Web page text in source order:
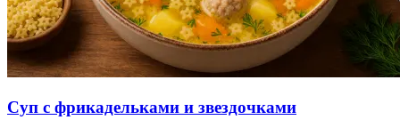
Суп с фрикадельками и звездочками